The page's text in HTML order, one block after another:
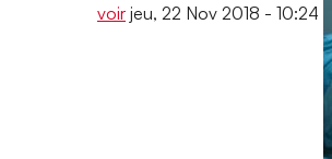
voir jeu, 22 Nov 2018 - 10:24